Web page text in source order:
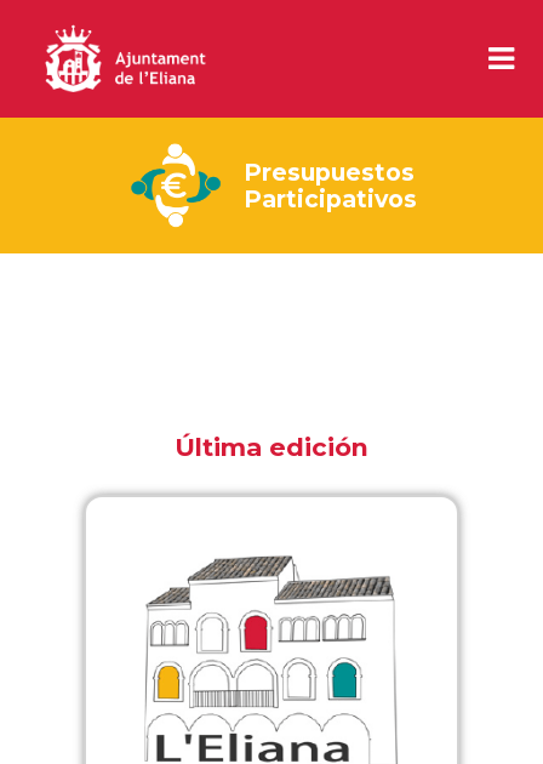
Presupuestos
Participativos
Última edición